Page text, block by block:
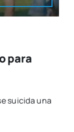
para
sui­ci­da una